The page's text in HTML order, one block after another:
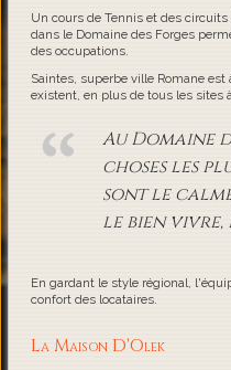
Un cours de Tennis et des
dans le Domaine des Forges
des occupations.
Saintes, superbe ville Romane
existent, en plus de tous les sites
Au Domaine
choses les
sont le
le bien
En gardant le style régional,
confort des locataires.
La Maison D'Olek